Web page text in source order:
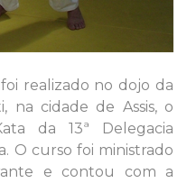
realizado no dojo da
na cidade de Assis, o
da 13ª Delegacia
O curso foi ministrado
e contou com a